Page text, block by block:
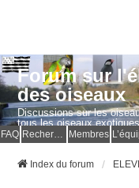
Forum sur
des oiseaux
Discussions sur les
tous les oiseaux
Questions, photos,
FAQ Membres
Index du forum